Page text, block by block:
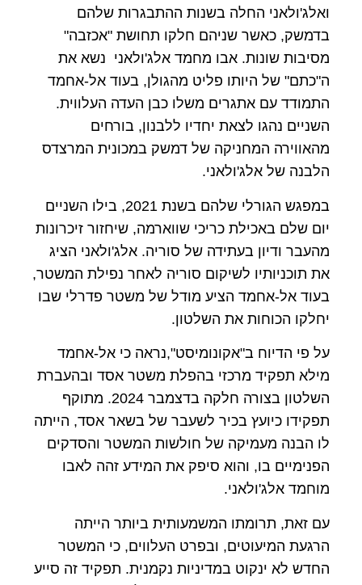
ואלג'ולאני החלה בשנות ההתבגרות שלהם
בדמשק, כאשר שניהם חלקו תחושת "אכזבה"
מסיבות שונות. אבו מחמד אלג'ולאני נשא את
ה"כתם" של היותו פליט מהגולן, בעוד אל-אחמד
התמודד עם אתגרים משלו כבן העדה העלווית.
השניים נהגו לצאת יחדיו ללבנון, בורחים
מהאווירה המחניקה של דמשק במכונית המרצדס
הלבנה של אלג'ולאני.
במפגש הגורלי שלהם בשנת 2021, בילו השניים
יום שלם באכילת כריכי שווארמה, שיחזור זיכרונות
מהעבר ודיון בעתידה של סוריה. אלג'ולאני הציג
את תוכניותיו לשיקום סוריה לאחר נפילת המשטר,
בעוד אל-אחמד הציע מודל של משטר פדרלי שבו
יחלקו הכוחות את השלטון.
על פי הדיוח ב"אקונומיסט",נראה כי אל-אחמד
מילא תפקיד מרכזי בהפלת משטר אסד ובהעברת
השלטון בצורה חלקה בדצמבר 2024. מתוקף
תפקידו כיועץ בכיר לשעבר של בשאר אסד, הייתה
לו הבנה מעמיקה של חולשות המשטר והסדקים
הפנימיים בו, והוא סיפק את המידע זהה לאבו
מוחמד אלג'ולאני.
עם זאת, תרומתו המשמעותית ביותר הייתה
הרגעת המיעוטים, ובפרט העלווים, כי המשטר
החדש לא ינקוט במדיניות נקמנית. תפקיד זה סייע